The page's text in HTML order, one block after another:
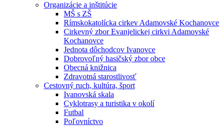
Organizácie a inštitúcie
MŠ s ZŠ
Rímskokatolícka cirkev Adamovské Kochanovce
Cirkevný zbor Evanjelickej cirkvi Adamovské
Kochanovce
Jednota dôchodcov Ivanovce
Dobrovoľný hasičský zbor obce
Obecná knižnica
Zdravotná starostlivosť
Cestovný ruch, kultúra, šport
Ivanovská skala
Cyklotrasy a turistika v okolí
Futbal
Poľovníctvo